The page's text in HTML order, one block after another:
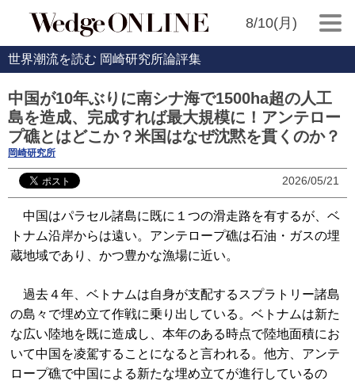
8/10(月)
世界潮流を読む 岡崎研究所論評集
中国が10年ぶりに南シナ海で1500ha超の人工
島を造成、完成すれば最大規模に！アンテロー
プ礁とはどこか？米国はなぜ沈黙を貫くのか？
岡崎研究所
2026/05/21
中国はパラセル諸島に既に１つの滑走路を有するが、ベ
トナム沿岸からは遠い。アンテロープ礁は石油・ガスの埋
蔵地域であり、かつ豊かな漁場に近い。
過去４年、ベトナムは自身が支配するスプラトリー諸島
の島々で埋め立て作戦に乗り出している。ベトナムは新た
な広い陸地を既に造成し、本年のある時点で陸地面積にお
いて中国を凌駕することになると言われる。他方、アンテ
ロープ礁で中国による新たな埋め立てが進行しているの